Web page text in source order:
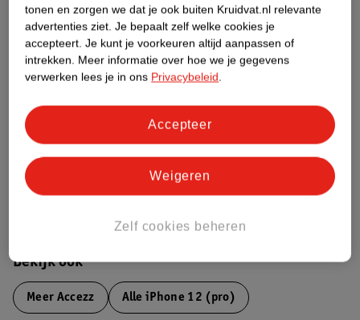
Etiketinformatie
Nature Impact Score
Dit product heeft (nog) geen Nature
Impact Score.
Bekijk ook
Meer Accezz Alle iPhone 12 (pro)
tonen en zorgen we dat je ook buiten Kruidvat.nl relevante
advertenties ziet. Je bepaalt zelf welke cookies je
accepteert. Je kunt je voorkeuren altijd aanpassen of
intrekken. Meer informatie over hoe we je gegevens
verwerken lees je in ons Privacybeleid.
Zelf cookies beheren
Weigeren
Accepteer